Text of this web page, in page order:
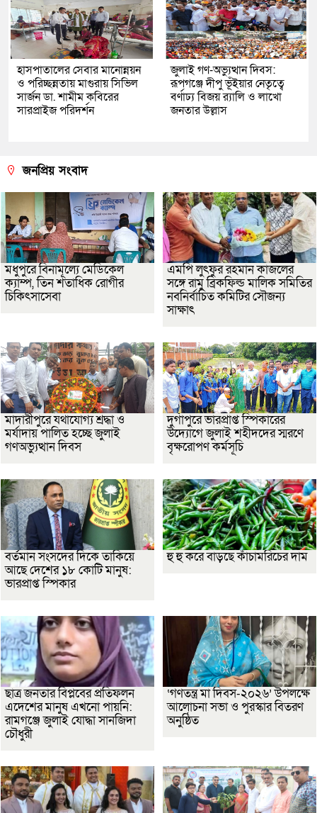
হাসপাতালের সেবার মানোন্নয়ন
ও পরিচ্ছন্নতায় মাগুরায় সিভিল
সার্জন ডা. শামীম কবিরের
সারপ্রাইজ পরিদর্শন
জুলাই গণ-অভ্যুত্থান দিবস:
রূপগঞ্জে দীপু ভূঁইয়ার নেতৃত্বে
বর্ণাঢ্য বিজয় র‌্যালি ও লাখো
জনতার উল্লাস
জনপ্রিয় সংবাদ
মধুপুরে বিনামূল্যে মেডিকেল
ক্যাম্প, তিন শতাধিক রোগীর
চিকিৎসাসেবা
এমপি লুৎফুর রহমান কাজলের
সঙ্গে রামু ব্রিকফিল্ড মালিক সমিতির
নবনির্বাচিত কমিটির সৌজন্য
সাক্ষাৎ
মাদারীপুরে যথাযোগ্য শ্রদ্ধা ও
মর্যাদায় পালিত হচ্ছে জুলাই
গণঅভ্যুত্থান দিবস
দুর্গাপুরে ভারপ্রাপ্ত স্পিকারের
উদ্যোগে জুলাই শহীদদের স্মরণে
বৃক্ষরোপণ কর্মসূচি
বর্তমান সংসদের দিকে তাকিয়ে
আছে দেশের ১৮ কোটি মানুষ:
ভারপ্রাপ্ত স্পিকার
হু হু করে বাড়ছে কাঁচামরিচের দাম
ছাত্র জনতার বিপ্লবের প্রতিফলন
এদেশের মানুষ এখনো পায়নি:
রামগঞ্জে জুলাই যোদ্ধা সানজিদা
চৌধুরী
‘গণতন্ত্র মা দিবস-২০২৬’ উপলক্ষে
আলোচনা সভা ও পুরস্কার বিতরণ
অনুষ্ঠিত